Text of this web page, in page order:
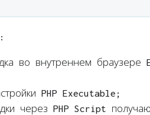
во внутреннем
PHP Executable;
через PHP Script